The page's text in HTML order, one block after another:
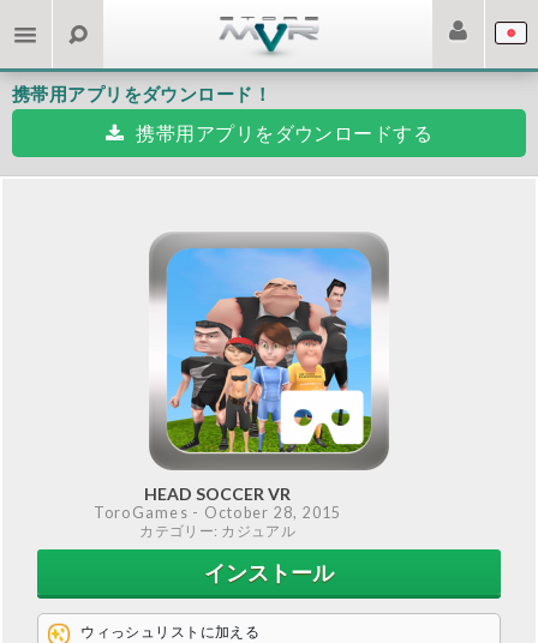
携帯用アプリをダウンロード！
携帯用アプリをダウンロードする
HEAD SOCCER VR
ToroGames - October 28, 2015
カテゴリー: カジュアル
インストール
ウィっシュリストに加える